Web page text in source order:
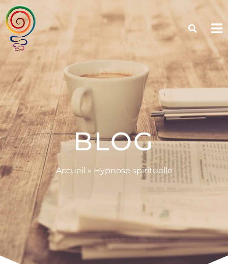
BLOG
Accueil » Hypnose spirituelle